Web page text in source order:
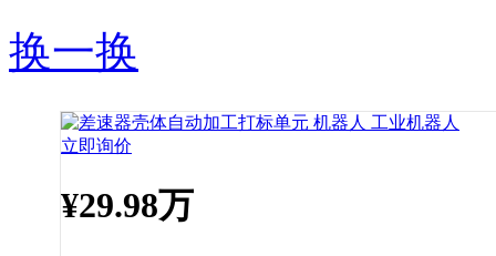
换一换
立即询价
¥29.98万